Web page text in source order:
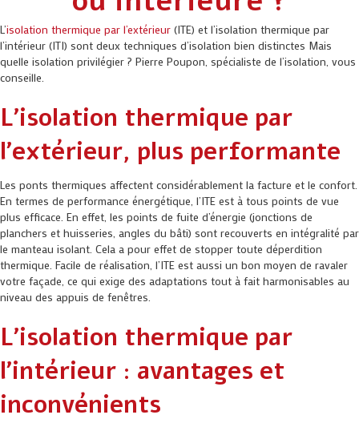
L’isolation thermique par l’extérieur (ITE) et l’isolation thermique par
l’intérieur (ITI) sont deux techniques d’isolation bien distinctes Mais
quelle isolation privilégier ? Pierre Poupon, spécialiste de l’isolation, vous
conseille.
L’isolation thermique par
l’extérieur, plus performante
Les ponts thermiques affectent considérablement la facture et le confort.
En termes de performance énergétique, l’ITE est à tous points de vue
plus efficace. En effet, les points de fuite d’énergie (jonctions de
planchers et huisseries, angles du bâti) sont recouverts en intégralité par
le manteau isolant. Cela a pour effet de stopper toute déperdition
thermique. Facile de réalisation, l’ITE est aussi un bon moyen de ravaler
votre façade, ce qui exige des adaptations tout à fait harmonisables au
niveau des appuis de fenêtres.
L’isolation thermique par
l’intérieur : avantages et
inconvénients